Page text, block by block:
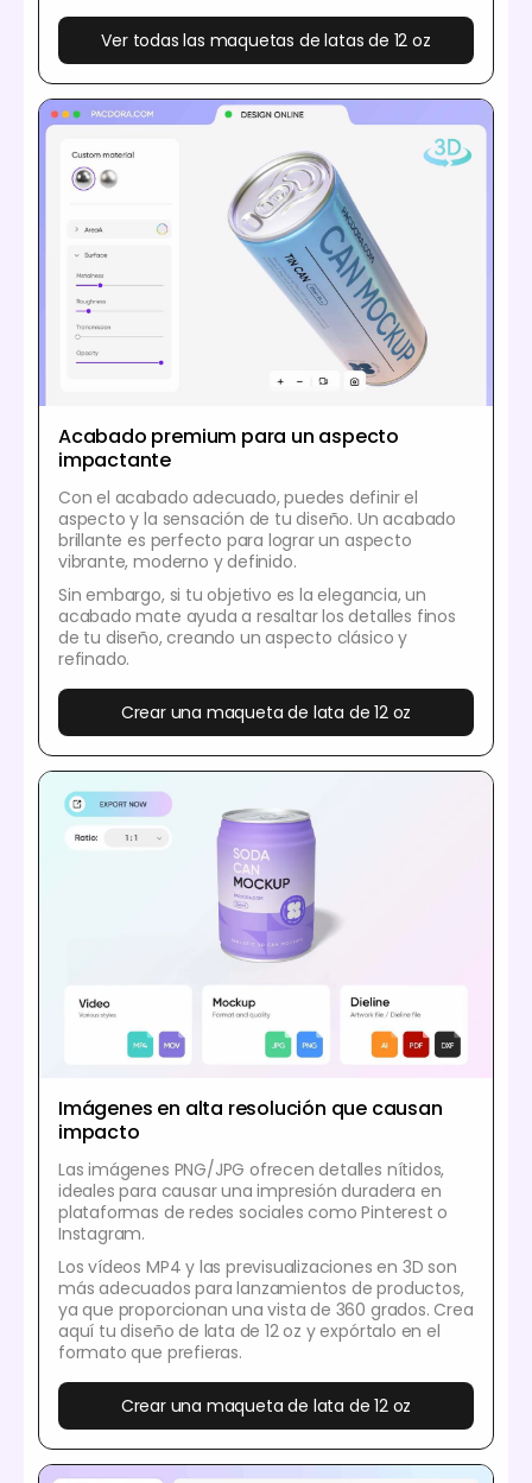
Ver todas las maquetas de latas de 12 oz
Acabado premium para un aspecto
impactante
Con el acabado adecuado, puedes definir el
aspecto y la sensación de tu diseño. Un acabado
brillante es perfecto para lograr un aspecto
vibrante, moderno y definido.
Sin embargo, si tu objetivo es la elegancia, un
acabado mate ayuda a resaltar los detalles finos
de tu diseño, creando un aspecto clásico y
refinado.
Crear una maqueta de lata de 12 oz
Imágenes en alta resolución que causan
impacto
Las imágenes PNG/JPG ofrecen detalles nítidos,
ideales para causar una impresión duradera en
plataformas de redes sociales como Pinterest o
Instagram.
Los vídeos MP4 y las previsualizaciones en 3D son
más adecuados para lanzamientos de productos,
ya que proporcionan una vista de 360 grados. Crea
aquí tu diseño de lata de 12 oz y expórtalo en el
formato que prefieras.
Crear una maqueta de lata de 12 oz